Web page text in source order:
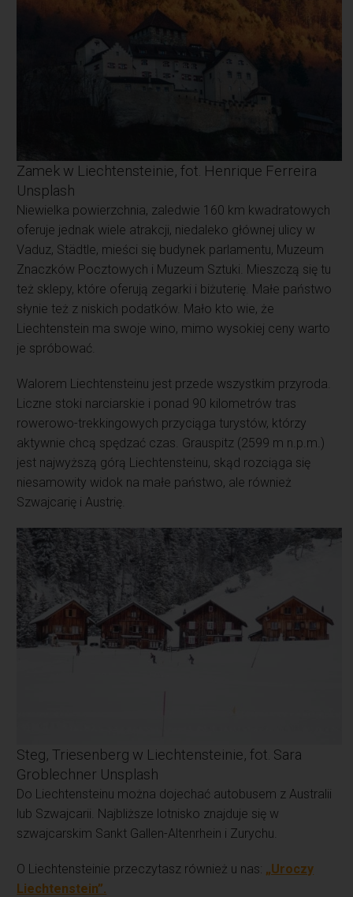
Zamek w Liechtensteinie, fot. Henrique Ferreira
Unsplash
Niewielka powierzchnia, zaledwie 160 km kwadratowych
oferuje jednak wiele atrakcji, niedaleko głównej ulicy w
Vaduz, Städtle, mieści się budynek parlamentu, Muzeum
Znaczków Pocztowych i Muzeum Sztuki. Mieszczą się tu
też sklepy, które oferują zegarki i biżuterię. Małe państwo
słynie też z niskich podatków. Mało kto wie, że
Liechtenstein ma swoje wino, mimo wysokiej ceny warto
je spróbować.
Walorem Liechtensteinu jest przede wszystkim przyroda.
Liczne stoki narciarskie i ponad 90 kilometrów tras
rowerowo-trekkingowych przyciąga turystów, którzy
aktywnie chcą spędzać czas. Grauspitz (2599 m n.p.m.)
jest najwyższą górą Liechtensteinu, skąd rozciąga się
niesamowity widok na małe państwo, ale również
Szwajcarię i Austrię.
Steg, Triesenberg w Liechtensteinie, fot. Sara
Groblechner Unsplash
Do Liechtensteinu można dojechać autobusem z Australii
lub Szwajcarii. Najbliższe lotnisko znajduje się w
szwajcarskim Sankt Gallen-Altenrhein i Zurychu.
O Liechtensteinie przeczytasz również u nas: „Uroczy
Liechtenstein”.